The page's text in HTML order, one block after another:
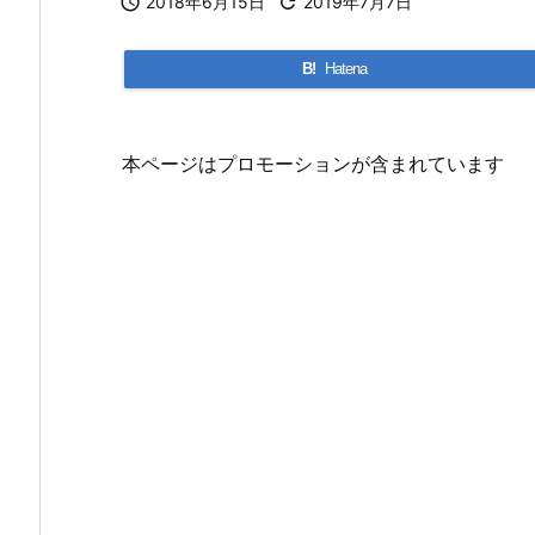
B! Hatena
本ページはプロモーションが含まれています